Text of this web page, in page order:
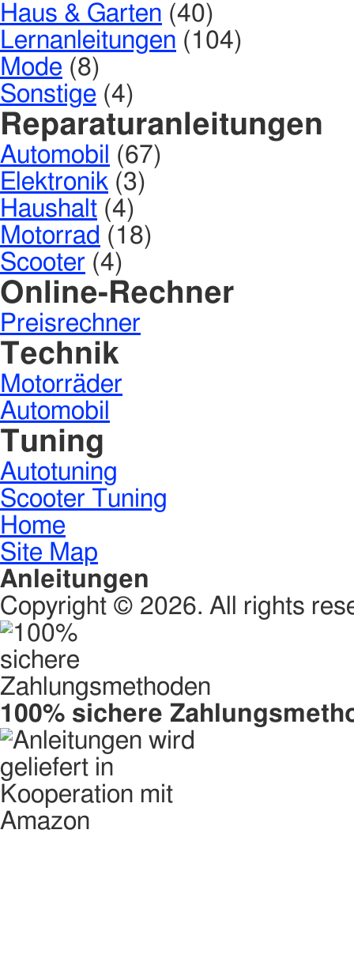
Haus & Garten (40)
Lernanleitungen (104)
Mode (8)
Sonstige (4)
Reparaturanleitungen
Automobil
(67)
Elektronik (3)
Haushalt (4)
Motorrad (18)
Scooter (4)
Online-Rechner
Preisrechner
Technik
Motorräder
Automobil
Tuning
Autotuning
Scooter Tuning
Home
Site Map
Anleitungen
Copyright © 2026. All rights
100% sichere